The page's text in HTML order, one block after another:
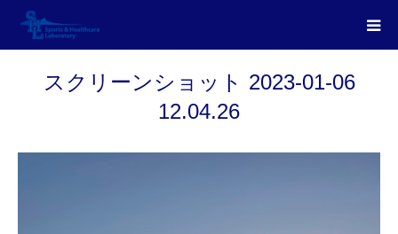
スクリーンショット 2023-01-06
12.04.26